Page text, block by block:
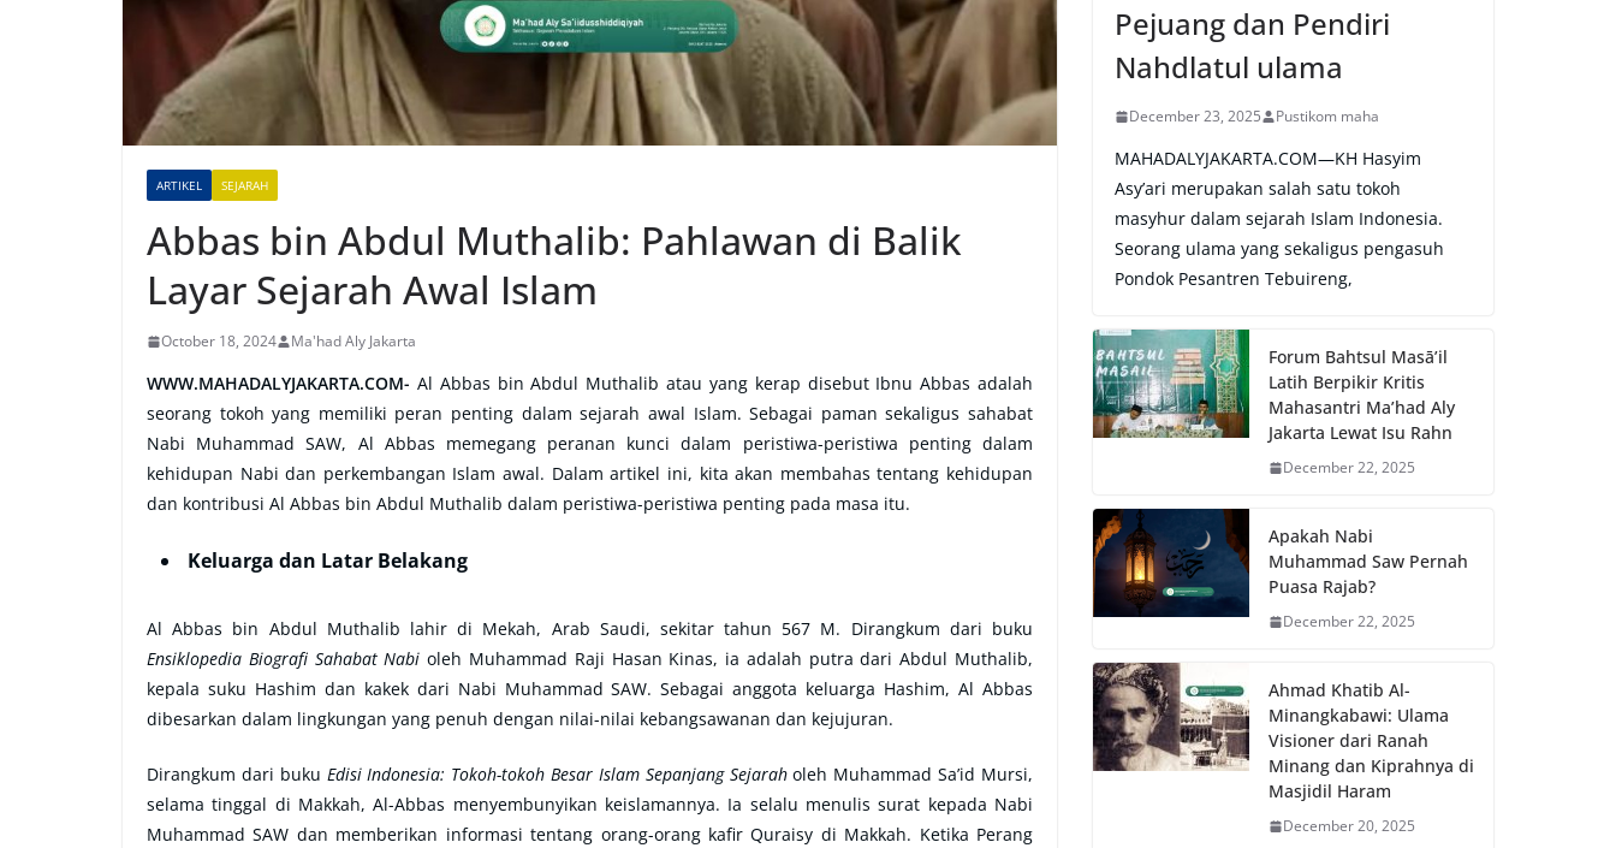
ARTIKEL SEJARAH
Abbas bin Abdul Muthalib: Pahlawan di Balik
Layar Sejarah Awal Islam
October 18, 2024 Ma'had Aly Jakarta
WWW.MAHADALYJAKARTA.COM- Al Abbas bin Abdul Muthalib atau yang kerap disebut Ibnu Abbas adalah
seorang tokoh yang memiliki peran penting dalam sejarah awal Islam. Sebagai paman sekaligus sahabat
Nabi Muhammad SAW, Al Abbas memegang peranan kunci dalam peristiwa-peristiwa penting dalam
kehidupan Nabi dan perkembangan Islam awal. Dalam artikel ini, kita akan membahas tentang kehidupan
dan kontribusi Al Abbas bin Abdul Muthalib dalam peristiwa-peristiwa penting pada masa itu.
Keluarga dan Latar Belakang
Al Abbas bin Abdul Muthalib lahir di Mekah, Arab Saudi, sekitar tahun 567 M. Dirangkum dari buku
Ensiklopedia Biografi Sahabat Nabi oleh Muhammad Raji Hasan Kinas, ia adalah putra dari Abdul Muthalib,
kepala suku Hashim dan kakek dari Nabi Muhammad SAW. Sebagai anggota keluarga Hashim, Al Abbas
dibesarkan dalam lingkungan yang penuh dengan nilai-nilai kebangsawanan dan kejujuran.
Dirangkum dari buku Edisi Indonesia: Tokoh-tokoh Besar Islam Sepanjang Sejaraholeh Muhammad Sa’id Mursi,
selama tinggal di Makkah, Al-Abbas menyembunyikan keislamannya. Ia selalu menulis surat kepada Nabi
Muhammad SAW dan memberikan informasi tentang orang-orang kafir Quraisy di Makkah. Ketika Perang
Pejuang dan Pendiri
Nahdlatul ulama
December 23, 2025 Pustikom maha
MAHADALYJAKARTA.COM—KH Hasyim
Asy’ari merupakan salah satu tokoh
masyhur dalam sejarah Islam Indonesia.
Seorang ulama yang sekaligus pengasuh
Pondok Pesantren Tebuireng,
Forum Bahtsul Masā’il
Latih Berpikir Kritis
Mahasantri Ma’had Aly
Jakarta Lewat Isu Rahn
December 22, 2025
Apakah Nabi
Muhammad Saw Pernah
Puasa Rajab?
December 22, 2025
Ahmad Khatib Al-
Minangkabawi: Ulama
Visioner dari Ranah
Minang dan Kiprahnya di
Masjidil Haram
December 20, 2025